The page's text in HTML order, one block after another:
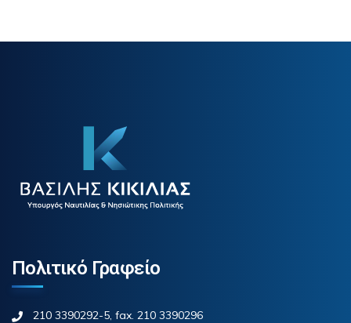
Πολιτικό Γραφείο
210 3390292-5, fax. 210 3390296